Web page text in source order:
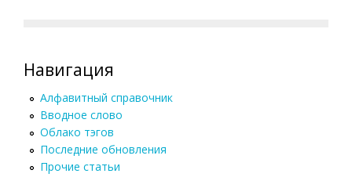
Навигация
Алфавитный справочник
Вводное слово
Облако тэгов
Последние обновления
Прочие статьи